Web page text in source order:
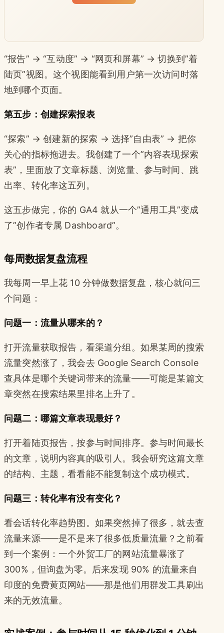
“报告” → “互动度” → “网页和屏幕” → 切换到”着
陆页”视图。这个视图能看到用户第一次访问时落
地到哪个页面。
第五步：创建探索报表
“探索” → 创建新的探索 → 选择”自由表” → 把你
关心的指标拖进去。我创建了一个”内容表现探索
表”，里面放了文章标题、浏览量、参与时间、跳
出率、转化率这五列。
这五步做完，你的 GA4 就从一个”通用工具”变成
了”创作者专属 Dashboard”。
每周数据复盘流程
我每周一早上花 10 分钟做数据复盘，核心就问三
个问题：
问题一：流量从哪来的？
打开流量获取报告，看渠道分组。如果某周的搜索
流量突然涨了，我会去 Google Search Console
查具体是哪个关键词带来的流量——可能是某篇文
章突然在搜索结果里排名上升了。
问题二：哪篇文章表现最好？
打开着陆页报告，按参与时间排序。参与时间最长
的文章，说明内容真的吸引人。我会研究这篇文章
的结构、主题，看看能不能复制这个成功模式。
问题三：转化率有没有变化？
看会话转化率趋势图。如果突然掉了很多，就去查
流量来源——是不是来了很多低质量流量？之前看
到一个案例：一个外贸工厂的网站流量暴涨了
300%，但询盘为零。后来发现 90% 的流量来自
印度的免费黄页网站——那是他们用群发工具刷出
来的无效流量。